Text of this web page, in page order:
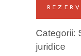
Categorii:
juridice